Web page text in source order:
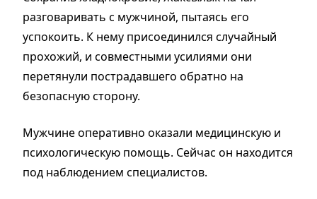
разговаривать с мужчиной, пытаясь его
успокоить. К нему присоединился случайный
прохожий, и совместными усилиями они
перетянули пострадавшего обратно на
безопасную сторону.
Мужчине оперативно оказали медицинскую и
психологическую помощь. Сейчас он находится
под наблюдением специалистов.